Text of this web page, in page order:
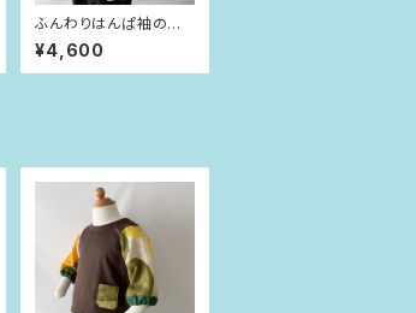
ふんわりはんぱ袖のプ
ルオーバー インディゴ
ブルー×dot（80size）
¥4,600